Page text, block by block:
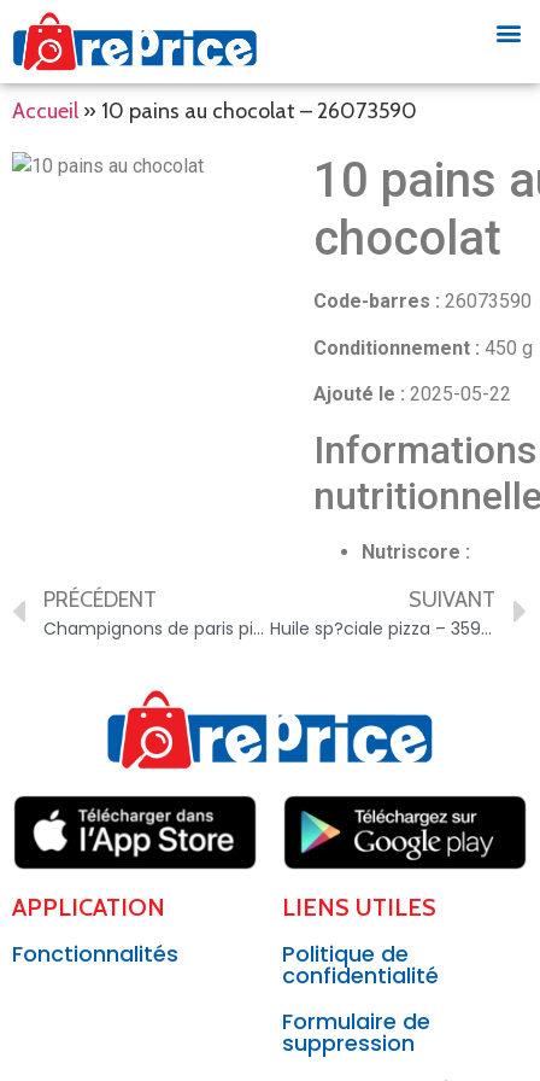
Accueil » 10 pains au chocolat – 26073590
10 pains
chocolat
Code-barres : 26073590
Conditionnement : 450 g
Ajouté le : 2025-05-22
Informations
Nutriscore :
PRÉCÉDENT
Champignons de paris pieds et morceaux – 3596710328727
SUIVANT
Huile sp?ciale pizza – 3596710055920
APPLICATION
Fonctionnalités
LIENS UTILES
Politique de
confidentialité
Formulaire de
suppression